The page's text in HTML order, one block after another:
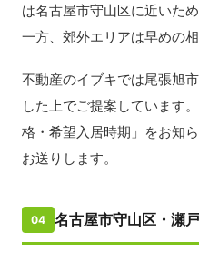
は名古屋市守山区に近いた
一方、郊外エリアは早めの相
不動産のイブキでは尾張旭
した上でご提案しています
格・希望入居時期」をお知
お送りします。
04 名古屋市守山区・瀬